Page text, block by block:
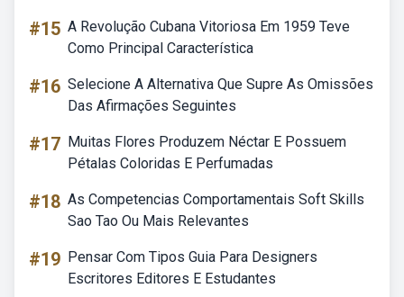
#15 A Revolução Cubana Vitoriosa Em 1959 Teve
Como Principal Característica
#16 Selecione A Alternativa Que Supre As Omissões
Das Afirmações Seguintes
#17 Muitas Flores Produzem Néctar E Possuem
Pétalas Coloridas E Perfumadas
#18 As Competencias Comportamentais Soft Skills
Sao Tao Ou Mais Relevantes
#19 Pensar Com Tipos Guia Para Designers
Escritores Editores E Estudantes